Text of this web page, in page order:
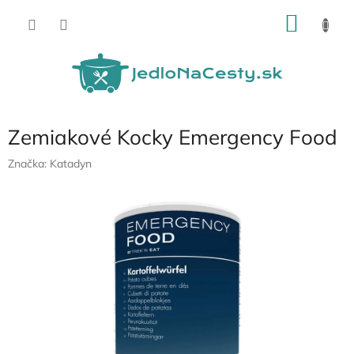
Zemiakové Kocky Emergency Food
Značka: Katadyn